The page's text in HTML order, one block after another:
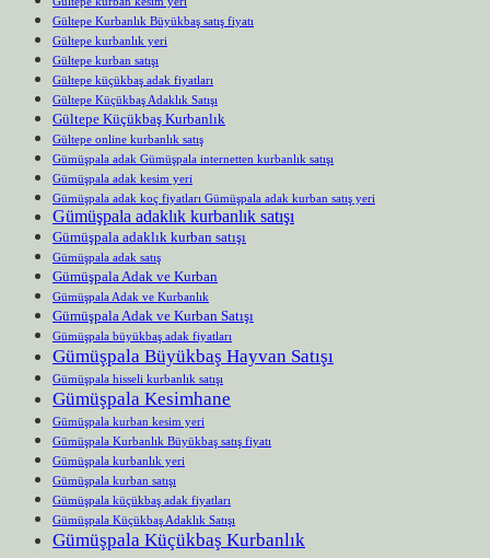
Gültepe Kurbanlık Büyükbaş satış fiyatı
Gültepe kurbanlık yeri
Gültepe kurban satışı
Gültepe küçükbaş adak fiyatları
Gültepe Küçükbaş Adaklık Satışı
Gültepe Küçükbaş Kurbanlık
Gültepe online kurbanlık satış
Gümüşpala adak Gümüşpala internetten kurbanlık satışı
Gümüşpala adak kesim yeri
Gümüşpala adak koç fiyatları Gümüşpala adak kurban satış yeri
Gümüşpala adaklık kurbanlık satışı
Gümüşpala adaklık kurban satışı
Gümüşpala adak satış
Gümüşpala Adak ve Kurban
Gümüşpala Adak ve Kurbanlık
Gümüşpala Adak ve Kurban Satışı
Gümüşpala büyükbaş adak fiyatları
Gümüşpala Büyükbaş Hayvan Satışı
Gümüşpala hisseli kurbanlık satışı
Gümüşpala Kesimhane
Gümüşpala kurban kesim yeri
Gümüşpala Kurbanlık Büyükbaş satış fiyatı
Gümüşpala kurbanlık yeri
Gümüşpala kurban satışı
Gümüşpala küçükbaş adak fiyatları
Gümüşpala Küçükbaş Adaklık Satışı
Gümüşpala Küçükbaş Kurbanlık